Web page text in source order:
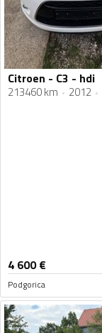
Citroen - C3 - hdi
213460 km 2012
4 600€
Podgorica